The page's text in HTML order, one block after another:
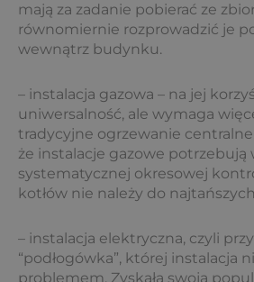
mają za zadanie pobierać ze
równomiernie rozprowadzić je
wewnątrz budynku.
– instalacja gazowa – na jej
uniwersalność, ale wymaga
tradycyjne ogrzewanie
że instalacje gazowe potrzebują
systematycznej okresowej
kotłów nie należy do
– instalacja elektryczna, czyli
“podłogówka”, której instalacja
problemem. Zyskała swoją